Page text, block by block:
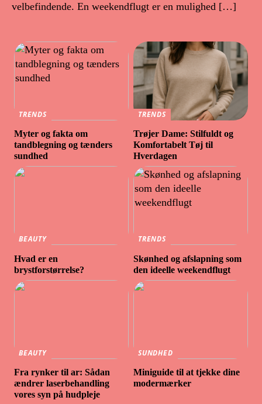
velbefindende. En weekendflugt er en mulighed […]
TRENDS
Myter og fakta om
tandblegning og tænders
sundhed
TRENDS
Trøjer Dame: Stilfuldt og
Komfortabelt Tøj til
Hverdagen
BEAUTY
Hvad er en
brystforstørrelse?
TRENDS
Skønhed og afslapning som
den ideelle weekendflugt
BEAUTY
Fra rynker til ar: Sådan
ændrer laserbehandling
vores syn på hudpleje
SUNDHED
Miniguide til at tjekke dine
modermærker